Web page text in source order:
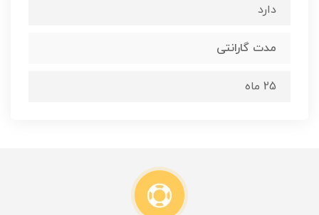
دارد
مدت گارانتی
25 ماه